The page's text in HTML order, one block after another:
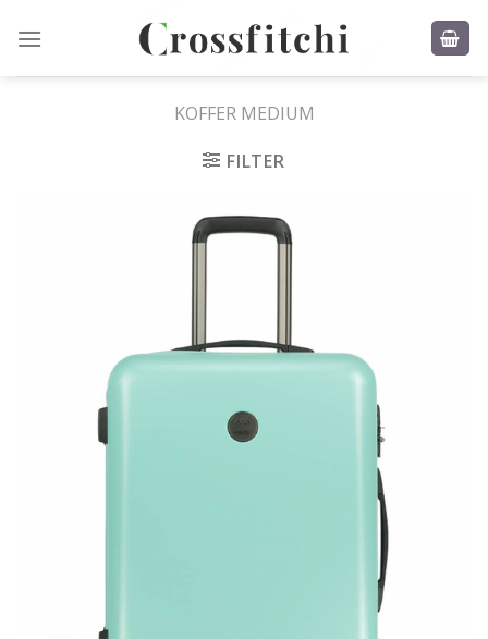
KOFFER MEDIUM
FILTER